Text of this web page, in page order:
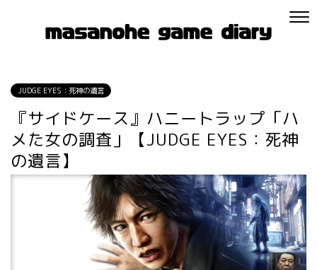
JUDGE EYES：死神の遺言
『サイドケース』ハニートラップ「ハ
メた女の調査」【JUDGE EYES：死神
の遺言】